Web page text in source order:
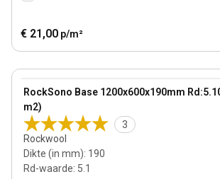
€ 21,00 p/m²
RockSono Base 1200x600x190mm
m2)
3
Rockwool
Dikte (in mm): 190
Rd-waarde: 5.1
View product